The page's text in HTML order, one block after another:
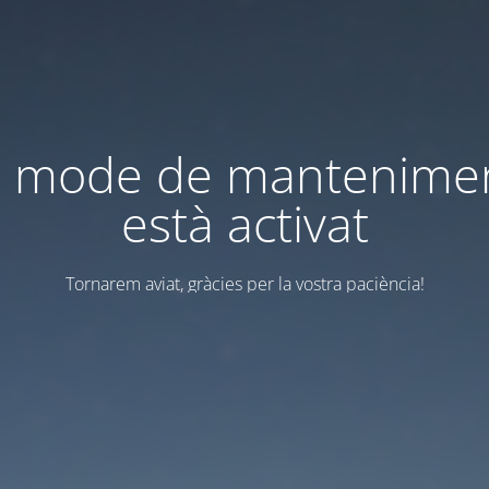
mode de
està activat
Tornarem aviat, gràcies per la vostra paciència!